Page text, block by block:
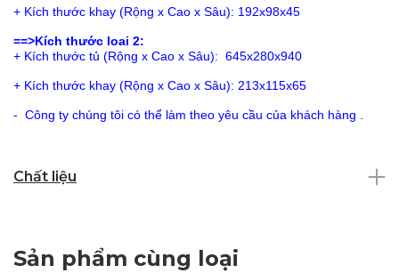
+ Kích thước khay (Rộng x Cao x Sâu): 192x98x45
==>Kích thước loai 2:
+ Kích thước tủ (Rộng x Cao x Sâu): 645x280x940
+ Kích thước khay (Rộng x Cao x Sâu): 213x115x65
- Công ty chúng tôi có thể làm theo yêu cầu của khách hàng .
Chất liệu
Sản phẩm cùng loại